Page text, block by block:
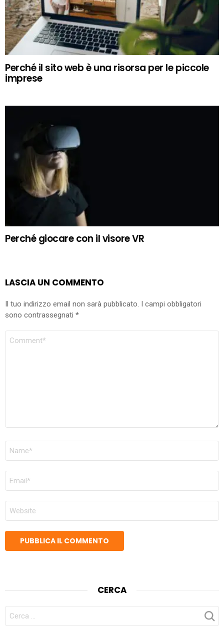
Perché il sito web è una risorsa per le piccole
imprese
Perché giocare con il visore VR
LASCIA UN COMMENTO
Il tuo indirizzo email non sarà pubblicato. I campi obbligatori
sono contrassegnati *
COMMENTO
NOME
EMAIL
SITO
WEB
CERCA
CERCA
PER: